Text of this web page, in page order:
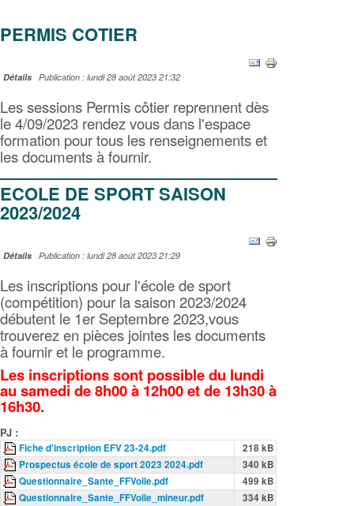
PERMIS COTIER
Détails Publication : lundi 28 août 2023 21:32
Les sessions Permis côtier reprennent dès
le 4/09/2023 rendez vous dans l'espace
formation pour tous les renseignements et
les documents à fournir.
ECOLE DE SPORT SAISON
2023/2024
Détails Publication : lundi 28 août 2023 21:29
Les inscriptions pour l'école de sport
(compétition) pour la saison 2023/2024
débutent le 1er Septembre 2023,vous
trouverez en pièces jointes les documents
à fournir et le programme.
Les inscriptions sont possible du lundi
au samedi de 8h00 à 12h00 et de 13h30 à
16h30.
PJ :
Fiche d'inscription EFV 23-24.pdf
218 kB
Prospectus école de sport 2023 2024.pdf
340 kB
Questionnaire_Sante_FFVoile.pdf
499 kB
Questionnaire_Sante_FFVoile_mineur.pdf
334 kB